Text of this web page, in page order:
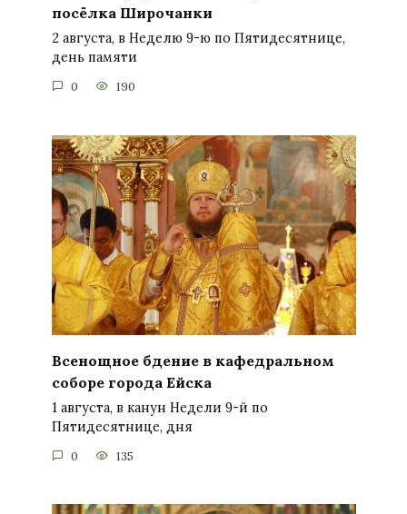
посёлка Широчанки
2 августа, в Неделю 9-ю по Пятидесятнице,
день памяти
0 190
Всенощное бдение в кафедральном
соборе города Ейска
1 августа, в канун Недели 9-й по
Пятидесятнице, дня
0 135